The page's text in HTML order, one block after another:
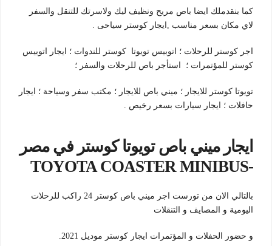
كما بنقدملك ايضا باص مريح ونظيف ليك ولاسرتك للتنقل والسفر
لاي مكان بسعر مناسب ,ايجار كوستر سياحى .
اجر كوستر للرحلات ؛ اتوبيس تويوتا كوستر للندوات ؛ ايجار اتوبيس
كوستر للمؤتمرات ؛ استأجر باص للرحلات والسفر ؛
تويوتا كوستر للايجار ؛ ميني باص للايجار ؛ مكتب سفر وسياحة ؛ ايجار
حافلات ؛ ايجار سيارات بسعر رخيص .
ايجار ميني باص تويوتا كوستر في مصر
-TOYOTA COASTER MINIBUS
بالتالي الان من تورست اجر ميني باص كوستر 24 راكب للرحلات
اليومية و المصايف و التنقلات
و حضور الحفلات و المؤتمرات ايجار كوستر موديل 2021.